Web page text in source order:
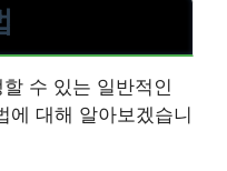
수 있는 일반적인
에 대해 알아보겠습니